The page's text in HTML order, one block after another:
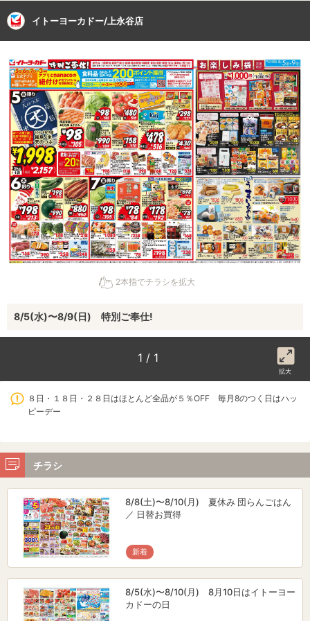
イトーヨーカドー/上永谷店
2本指でチラシを拡大
8/5(水)〜8/9(日) 特別ご奉仕!
1 / 1
拡大
８日・１８日・２８日はほとんど全品が５％OFF 毎月8のつく日はハッ
ピーデー
チラシ
8/8(土)〜8/10(月) 夏休み 団らんごはん
／ 日替お買得
新着
8/5(水)〜8/10(月) 8月10日はイトーヨー
カドーの日